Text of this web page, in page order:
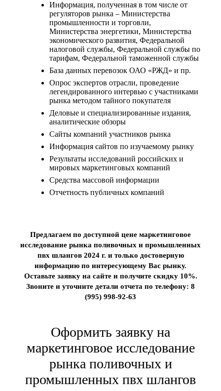
Информация, полученная в том числе от
регуляторов рынка – Министерства
промышленности и торговли,
Министерства энергетики, Министерства
экономического развития, Федеральной
налоговой службы, Федеральной службы по
тарифам, Федеральной таможенной службы
База данных перевозок ОАО «РЖД» и пр.
Опрос экспертов отрасли, проведение
легендированного интервью с участниками
рынка методом тайного покупателя
Деловые и специализированные издания,
аналитические обзоры
Сайты компаний участников рынка
Информация сайтов по изучаемому рынку
Результаты исследований российских и
мировых маркетинговых компаний
Средства массовой информации
Отчетность публичных компаний
Предлагаем по доступной цене маркетинговое
исследование рынка поливочных и промышленных
пвх шлангов 2024 г. и только достоверную
информацию по интересующему Вас рынку.
Оставьте заявку на сайте и получите скидку 10%.
Звоните и уточните детали отчета по телефону: 8
(995) 998-92-63
Оформить заявку на
маркетинговое исследование
рынка поливочных и
промышленных пвх шлангов